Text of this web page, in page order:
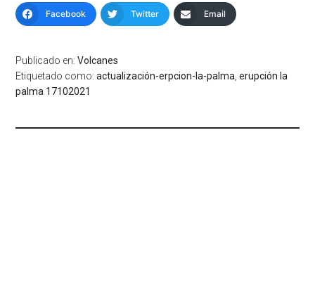
Facebook Twitter Email
Publicado en:Volcanes
Etiquetado como:actualización-erpcion-la-palma ,erupción la
palma 17102021